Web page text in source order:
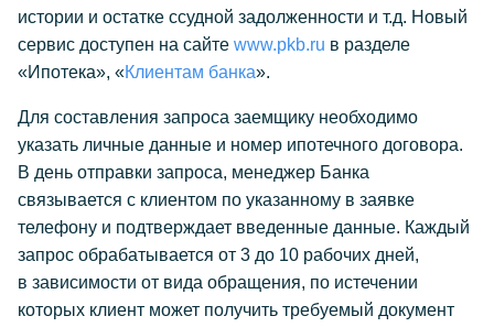
истории и остатке ссудной задолженности и т.д. Новый
сервис доступен на сайте www.pkb.ru в разделе
«Ипотека», «Клиентам банка».
Для составления запроса заемщику необходимо
указать личные данные и номер ипотечного договора.
В день отправки запроса, менеджер Банка
связывается с клиентом по указанному в заявке
телефону и подтверждает введенные данные. Каждый
запрос обрабатывается от 3 до 10 рабочих дней,
в зависимости от вида обращения, по истечении
которых клиент может получить требуемый документ